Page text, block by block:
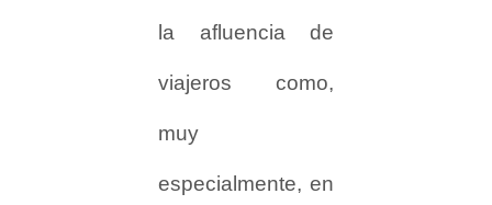
la afluencia de
viajeros como,
muy
especialmente, en